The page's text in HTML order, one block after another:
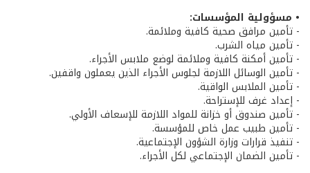
• مسؤولية المؤسسات:
- تأمين مرافق صحية كافية وملائمة.
- تأمين مياه الشرب.
- تأمين أمكنة كافية وملائمة لوضع ملابس الأجراء.
- تأمين الوسائل اللازمة لجلوس الأجراء الذين يعملون واقفين.
- تأمين الملابس الواقية.
- إعداد غرف للإستراحة.
- تأمين صندوق أو خزانة للمواد اللازمة للإسعاف الأولي.
- تأمين طبيب عمل خاص للمؤسسة.
- تنفيذ قرارات وزارة الشؤون الإجتماعية.
- تأمين الضمان الإجتماعي لكل الأجراء.